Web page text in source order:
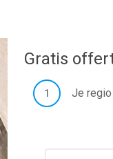
Gratis
1 Je regio